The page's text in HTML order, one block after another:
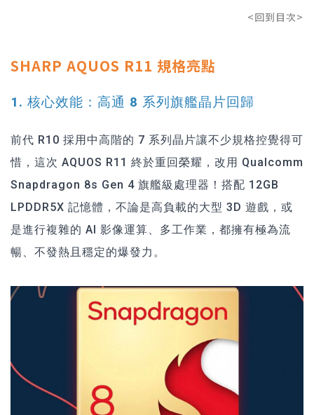
<回到目次>
SHARP AQUOS R11 規格亮點
1. 核心效能：高通 8 系列旗艦晶片回歸
前代 R10 採用中高階的 7 系列晶片讓不少規格控覺得可
惜，這次 AQUOS R11 終於重回榮耀，改用 Qualcomm
Snapdragon 8s Gen 4 旗艦級處理器！搭配 12GB
LPDDR5X 記憶體，不論是高負載的大型 3D 遊戲，或
是進行複雜的 AI 影像運算、多工作業，都擁有極為流
暢、不發熱且穩定的爆發力。